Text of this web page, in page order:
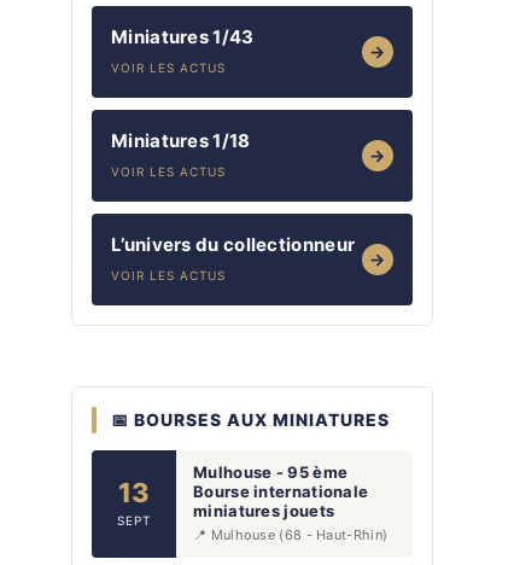
Miniatures 1/43
VOIR LES ACTUS
→
Miniatures 1/18
VOIR LES ACTUS
→
L’univers du collectionneur
VOIR LES ACTUS
→
📅 BOURSES AUX MINIATURES
13
SEPT
Mulhouse - 95 ème
Bourse internationale
miniatures jouets
📍 Mulhouse (68 - Haut-Rhin)